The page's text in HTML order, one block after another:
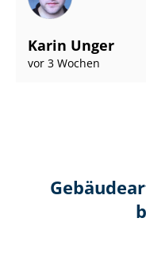
Karin Unger
vor 3 Wochen